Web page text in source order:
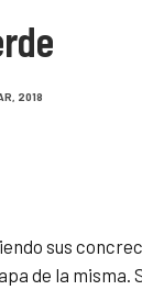
2018
sus
de la misma.